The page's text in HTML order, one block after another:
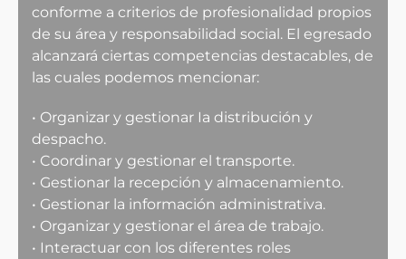
conforme a criterios de profesionalidad propios
de su área y responsabilidad social. El egresado
alcanzará ciertas competencias destacables, de
las cuales podemos mencionar:
• Organizar y gestionar Ia distribución y
despacho.
• Coordinar y gestionar el transporte.
• Gestionar la recepción y almacenamiento.
• Gestionar la información administrativa.
• Organizar y gestionar el área de trabajo.
• Interactuar con los diferentes roles